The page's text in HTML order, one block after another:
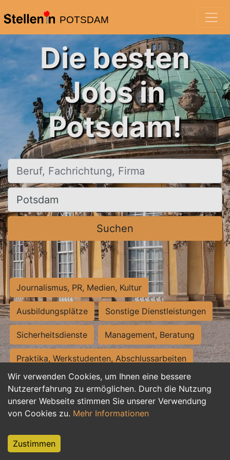
POTSDAM
Wir verwenden Cookies, um Ihnen eine bessere
Nutzererfahrung zu ermöglichen. Durch die Nutzung
unserer Webseite stimmen Sie unserer Verwendung
von Cookies zu. Mehr Informationen
Zustimmen
Die besten
Jobs in
Potsdam!
Beruf, Fachrichtung, Firma
Ort, Stadt
Suchen
Journalismus, PR, Medien, Kultur
Ausbildungsplätze Sonstige Dienstleistungen
Sicherheitsdienste Management, Beratung
Praktika, Werkstudenten, Abschlussarbeiten
Personalwesen Assistenz, Sekretariat
Hilfskräfte, Aushilfs- und Nebenjobs
Weiterbildung, Studium, duale Ausbildung